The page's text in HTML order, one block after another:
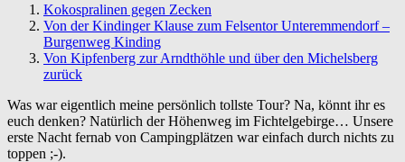
Kokospralinen gegen Zecken
Von der Kindinger Klause zum Felsentor Unteremmendorf –
Burgenweg Kinding
Von Kipfenberg zur Arndthöhle und über den Michelsberg
zurück
Was war eigentlich meine persönlich tollste Tour? Na, könnt ihr es
euch denken? Natürlich der Höhenweg im Fichtelgebirge… Unsere
erste Nacht fernab von Campingplätzen war einfach durch nichts zu
toppen ;-).